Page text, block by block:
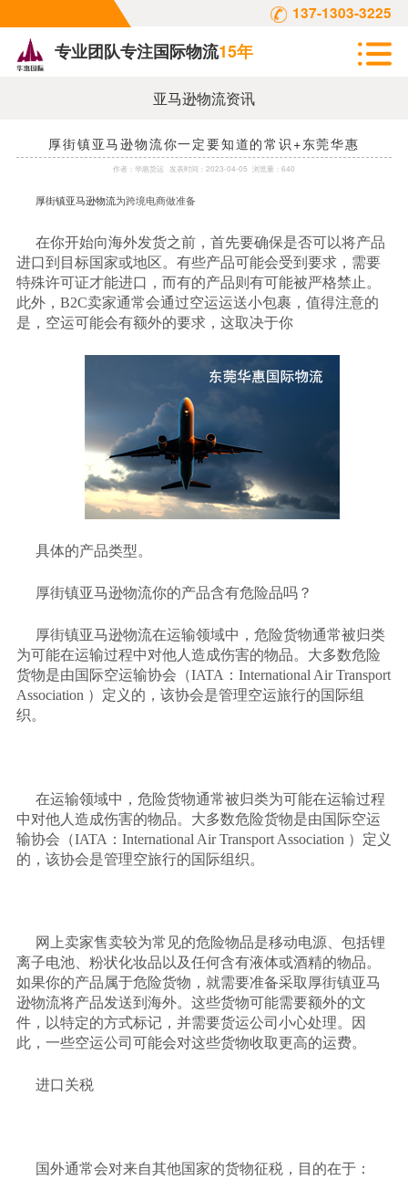
137-1303-3225
专业团队专注国际物流15年
亚马逊物流资讯
厚街镇亚马逊物流你一定要知道的常识+东莞华惠
作者： 华惠货运 发表时间： 2023-04-05 浏览量：640
厚街镇亚马逊物流为跨境电商做准备
在你开始向海外发货之前，首先要确保是否可以将产品
进口到目标国家或地区。有些产品可能会受到要求，需要
特殊许可证才能进口，而有的产品则有可能被严格禁止。
此外， B2C卖家通常会通过空运运送小包裹，值得注意的
是，空运可能会有额外的要求，这取决于你
具体的产品类型。
厚街镇亚马逊物流你的产品含有危险品吗？
厚街镇亚马逊物流在运输领域中，危险货物通常被归类
为可能在运输过程中对他人造成伤害的物品。大多数危险
货物是由国际空运输协会（IATA：International Air Transport
Association ）定义的，该协会是管理空运旅行的国际组
织。
在运输领域中，危险货物通常被归类为可能在运输过程
中对他人造成伤害的物品。大多数危险货物是由国际空运
输协会（IATA：International Air Transport Association ）定义
的，该协会是管理空旅行的国际组织。
网上卖家售卖较为常见的危险物品是移动电源、包括锂
离子电池、粉状化妆品以及任何含有液体或酒精的物品。
如果你的产品属于危险货物，就需要准备采取厚街镇亚马
逊物流将产品发送到海外。这些货物可能需要额外的文
件，以特定的方式标记，并需要货运公司小心处理。因
此，一些空运公司可能会对这些货物收取更高的运费。
进口关税
国外通常会对来自其他国家的货物征税，目的在于：